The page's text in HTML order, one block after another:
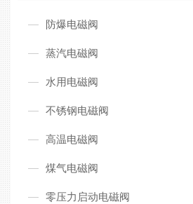
防爆电磁阀
蒸汽电磁阀
水用电磁阀
不锈钢电磁阀
高温电磁阀
煤气电磁阀
零压力启动电磁阀